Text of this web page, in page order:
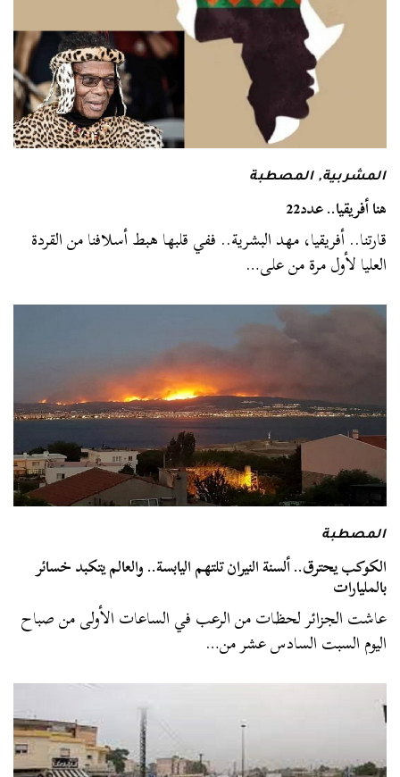
المشربية,المصطبة
هنا أفريقيا.. عدد22
قارتنا.. أفريقيا، مهد البشرية.. ففي قلبها هبط أسلافنا من القردة
العليا لأول مرة من على…
المصطبة
الكوكب يحترق.. ألسنة النيران تلتهم اليابسة.. والعالم يتكبد خسائر
بالمليارات
عاشت الجزائر لحظات من الرعب في الساعات الأولى من صباح
اليوم السبت السادس عشر من…